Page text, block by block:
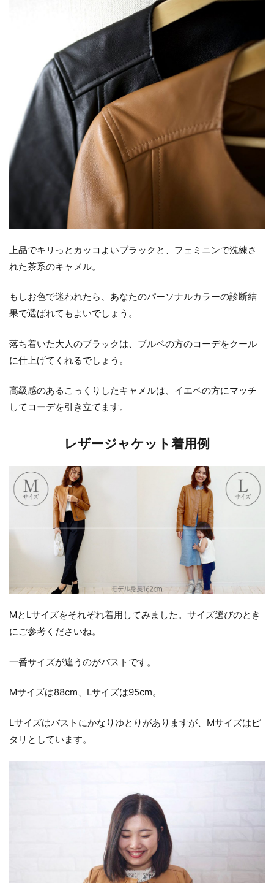
上品でキリっとカッコよいブラックと、フェミニンで洗練さ
れた茶系のキャメル。
もしお色で迷われたら、あなたのパーソナルカラーの診断結
果で選ばれてもよいでしょう。
落ち着いた大人のブラックは、ブルベの方のコーデをクール
に仕上げてくれるでしょう。
高級感のあるこっくりしたキャメルは、イエベの方にマッチ
してコーデを引き立てます。
レザージャケット着用例
MとLサイズをそれぞれ着用してみました。サイズ選びのとき
にご参考くださいね。
一番サイズが違うのがバストです。
Mサイズは88cm、Lサイズは95cm。
Lサイズはバストにかなりゆとりがありますが、Mサイズはピ
タリとしています。